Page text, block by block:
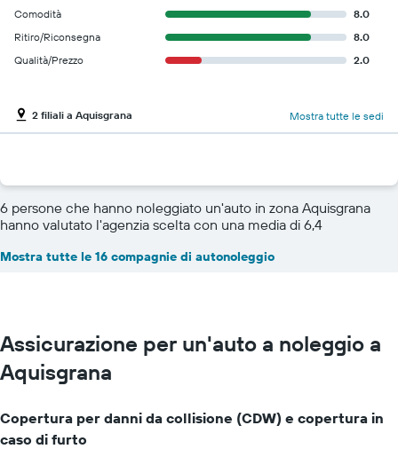
Comodità
8.0
Ritiro/Riconsegna
8.0
Qualità/Prezzo
2.0
2 filiali a Aquisgrana Mostra tutte le sedi
6 persone che hanno noleggiato un'auto in zona Aquisgrana
hanno valutato l'agenzia scelta con una media di 6,4
Mostra tutte le 16 compagnie di autonoleggio
Assicurazione per un'auto a noleggio a
Aquisgrana
Copertura per danni da collisione (CDW) e copertura in
caso di furto